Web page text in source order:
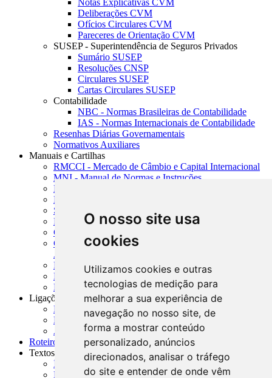
O nosso site usa
cookies
Utilizamos cookies e outras
tecnologias de medição para
melhorar a sua experiência de
navegação no nosso site, de
forma a mostrar conteúdo
personalizado, anúncios
direcionados, analisar o tráfego
do site e entender de onde vêm
Notas Explicativas CVM
Deliberações CVM
Ofícios Circulares CVM
Pareceres de Orientação CVM
SUSEP - Superintendência de Seguros Privados
Sumário SUSEP
Resoluções CNSP
Circulares SUSEP
Cartas Circulares SUSEP
Contabilidade
NBC - Normas Brasileiras de Contabilidade
IAS - Normas Internacionais de Contabilidade
Resenhas Diárias Governamentais
Normativos Auxiliares
Manuais e Cartilhas
RMCCI - Mercado de Câmbio e Capital Internacional
MNI - Manual de Normas e Instruções
MTVM - Manual de Títulos e Valores Mobiliários
MCR - Manual de Crédito Rural
SISORF - Manual de Organização do SFN
MASUP - Manual de Supervisão Bancária
CADOC - Catálogo de Documentos
CNAE-CONCLA - Classificação Nacional de
Atividades Econômicas
PMF - Cartilhas do BCB
Manuais Auxiliares do BCB e Cosif-e
Resenhas Diárias Governamentais
Ligações Externas
Links Úteis
Presidência da República
Agências Nacionais Reguladoras
Roteiros para Estudos
Textos
Índice de Textos
Editorial